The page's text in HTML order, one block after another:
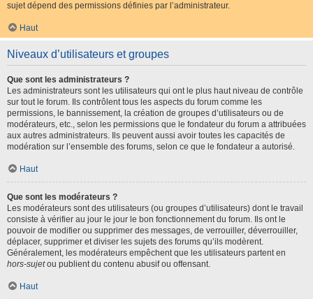
sujet dépend des permissions définies par l’administrateur.
Haut
Niveaux d’utilisateurs et groupes
Que sont les administrateurs ?
Les administrateurs sont les utilisateurs qui ont le plus haut niveau de contrôle
sur tout le forum. Ils contrôlent tous les aspects du forum comme les
permissions, le bannissement, la création de groupes d’utilisateurs ou de
modérateurs, etc., selon les permissions que le fondateur du forum a attribuées
aux autres administrateurs. Ils peuvent aussi avoir toutes les capacités de
modération sur l’ensemble des forums, selon ce que le fondateur a autorisé.
Haut
Que sont les modérateurs ?
Les modérateurs sont des utilisateurs (ou groupes d’utilisateurs) dont le travail
consiste à vérifier au jour le jour le bon fonctionnement du forum. Ils ont le
pouvoir de modifier ou supprimer des messages, de verrouiller, déverrouiller,
déplacer, supprimer et diviser les sujets des forums qu’ils modèrent.
Généralement, les modérateurs empêchent que les utilisateurs partent en
hors-sujetou publient du contenu abusif ou offensant.
Haut